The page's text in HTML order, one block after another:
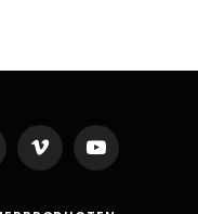
Vimeo YouTube